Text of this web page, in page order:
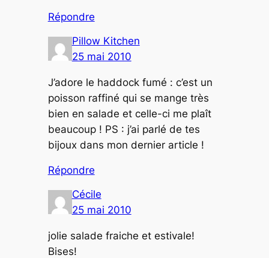
Répondre
Pillow Kitchen
25 mai 2010
J’adore le haddock fumé : c’est un
poisson raffiné qui se mange très
bien en salade et celle-ci me plaît
beaucoup ! PS : j’ai parlé de tes
bijoux dans mon dernier article !
Répondre
Cécile
25 mai 2010
jolie salade fraiche et estivale!
Bises!